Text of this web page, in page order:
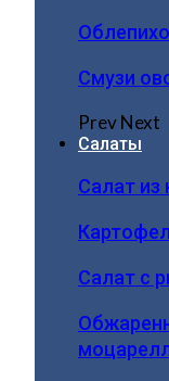
Смузи
PrevNext
Салаты
Салат из
Салат с